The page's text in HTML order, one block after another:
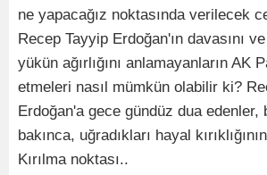
ne yapacağız noktasında verilecek
Recep Tayyip Erdoğan'ın davasını
yükün ağırlığını anlamayanların AK
etmeleri nasıl mümkün olabilir ki?
Erdoğan'a gece gündüz dua edenler,
bakınca, uğradıkları hayal
Kırılma noktası..